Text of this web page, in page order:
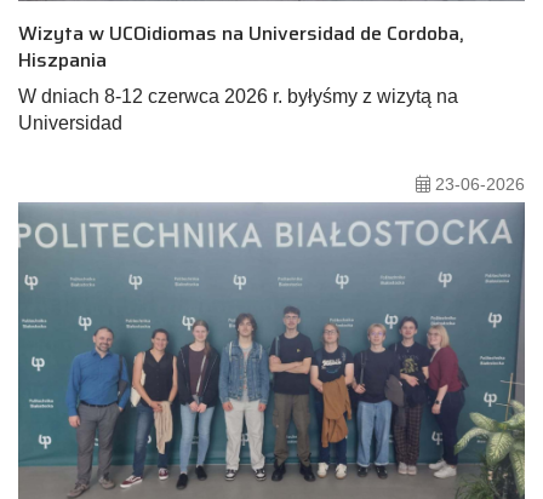
Wizyta w UCOidiomas na Universidad de Cordoba,
Hiszpania
W dniach 8-12 czerwca 2026 r. byłyśmy z wizytą na
Universidad
23-06-2026